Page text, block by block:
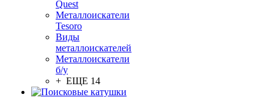
Quest
Металлоискатели
Tesoro
Виды
металлоискателей
Металлоискатели
б/у
+ ЕЩЕ 14